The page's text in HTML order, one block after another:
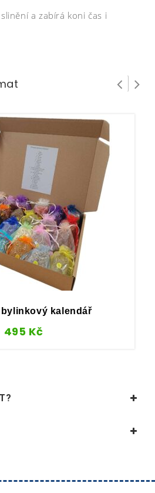
a zabírá koni čas i
kalendář
495 Kč